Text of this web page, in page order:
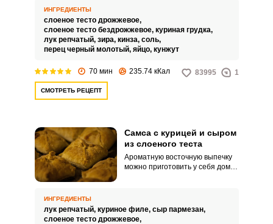
отлично смотрится на
праздничном столе. Ее можно
подавать в качестве закуски или
основного блюда.
ИНГРЕДИЕНТЫ
слоеное тесто дрожжевое,
слоеное тесто бездрожжевое, куриная грудка,
лук репчатый, зира, кинза, соль,
перец черный молотый, яйцо, кунжут
70 мин 235.74 кКал 83995 1
СМОТРЕТЬ РЕЦЕПТ
Самса с курицей и сыром
из слоеного теста
Ароматную восточную выпечку
можно приготовить у себя дома.
ИНГРЕДИЕНТЫ
лук репчатый, куриное филе, сыр пармезан,
слоеное тесто дрожжевое,